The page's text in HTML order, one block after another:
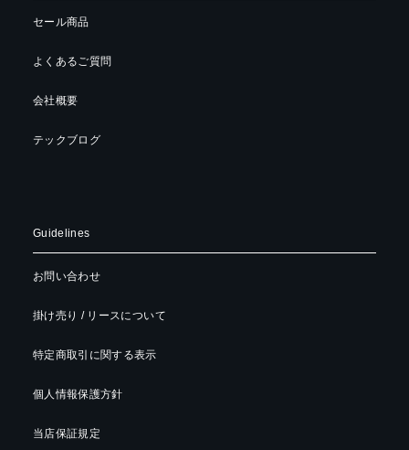
セール商品
よくあるご質問
会社概要
テックブログ
Guidelines
お問い合わせ
掛け売り / リースについて
特定商取引に関する表示
個人情報保護方針
当店保証規定